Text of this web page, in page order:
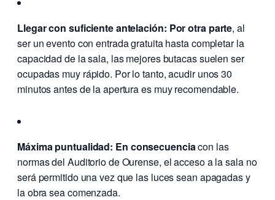
Llegar con suficiente antelación: Por otra parte, al
ser un evento con entrada gratuita hasta completar la
capacidad de la sala, las mejores butacas suelen ser
ocupadas muy rápido. Por lo tanto, acudir unos 30
minutos antes de la apertura es muy recomendable.
Máxima puntualidad: En consecuenciacon las
normas del Auditorio de Ourense, el acceso a la sala no
será permitido una vez que las luces sean apagadas y
la obra sea comenzada.